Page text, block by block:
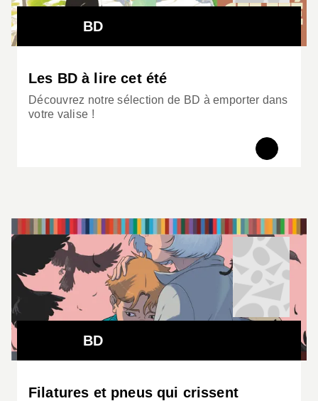
BD
Les BD à lire cet été
Découvrez notre sélection de BD à emporter dans
votre valise !
BD
Filatures et pneus qui crissent